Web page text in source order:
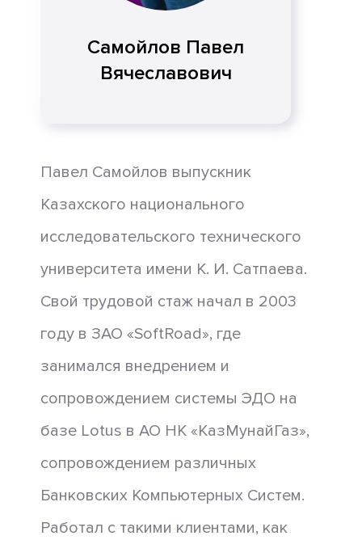
Самойлов Павел
Вячеславович
Павел Самойлов выпускник
Казахского национального
исследовательского технического
университета имени К. И. Сатпаева.
Свой трудовой стаж начал в 2003
году в ЗАО «SoftRoad», где
занимался внедрением и
сопровождением системы ЭДО на
базе Lotus в АО НК «КазМунайГаз»,
сопровождением различных
Банковских Компьютерных Систем.
Работал с такими клиентами, как